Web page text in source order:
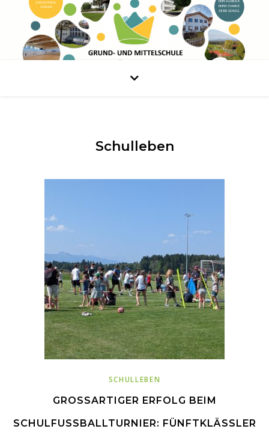
Schulleben
SCHULLEBEN
GROSSARTIGER ERFOLG BEIM S
CHULFUSSBALLTURNIER: FÜNFTKLÄSSLER BE